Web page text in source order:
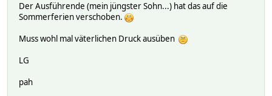
Der Ausführende (mein jüngster Sohn...) hat das auf die
Sommerferien verschoben.
Muss wohl mal väterlichen Druck ausüben
LG
pah